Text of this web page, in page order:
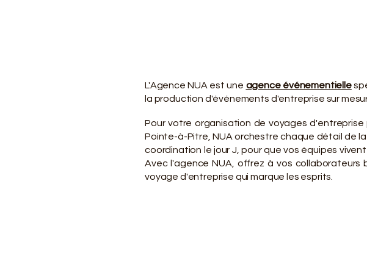
L'Agence NUA est une agence événementielle
la production d'événements d'entreprise sur
Pour votre organisation de voyages
Pointe-à-Pitre, NUA orchestre chaque détail de
coordination le jour J, pour que vos équipes
Avec l'agence NUA, offrez à vos collaborateurs
voyage d'entreprise qui marque les esprits.